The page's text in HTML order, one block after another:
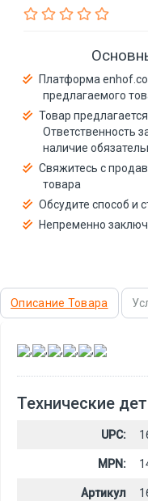
Платформа
предлагаемого
Товар
Ответственность
наличие
Свяжитесь с
товара
Обсудите способ и
Непременно
Описание Товара
, , , , ,
Технические
UPC:
MPN:
Артикул